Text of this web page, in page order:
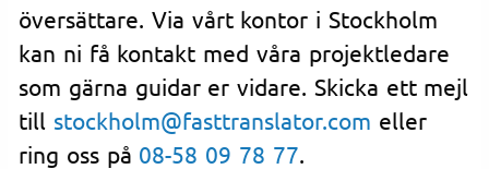
översättare. Via vårt kontor i Stockholm
kan ni få kontakt med våra projektledare
som gärna guidar er vidare. Skicka ett mejl
till stockholm@fasttranslator.com eller
ring oss på 08-58 09 78 77.